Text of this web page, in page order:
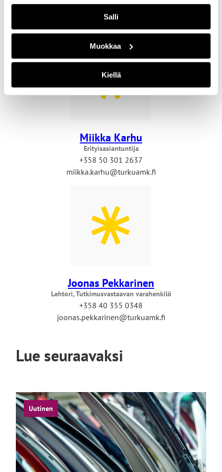
Salli
Muokkaa
Kiellä
Lisätietoja
Miikka Karhu
Erityisasiantuntija
+358 50 301 2637
miikka.karhu@turkuamk.fi
Joonas Pekkarinen
Lehtori, Tutkimusvastaavan varahenkilö
+358 40 355 0348
joonas.pekkarinen@turkuamk.fi
Lue seuraavaksi
Uutinen